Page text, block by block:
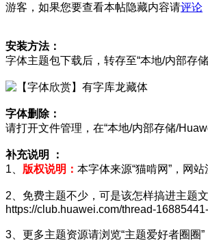
游客，如果您要查看本帖隐藏内容请评论
安装方法：
字体主题包下载后，转存至“本地/内部存
字体删除：
请打开文件管理，在“本地/内部存储/
补充说明 ：
1、 版权说明： 本字体来源“猫啃网”，网站
2、免费主题不少，可是该怎样搞进主题
https://club.huawei.com/thread-
3、更多主题资源请浏览“主题爱好者圈圈